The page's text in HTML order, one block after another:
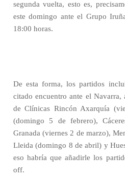
segunda vuelta, esto es,
este domingo ante el Grupo
18:00 horas.
De esta forma, los partidos
citado encuentro ante el
de Clínicas Rincón Axarquía
(domingo 5 de febrero),
Granada (viernes 2 de marzo),
Lleida (domingo 8 de abril) y
eso habría que añadirle los
off.